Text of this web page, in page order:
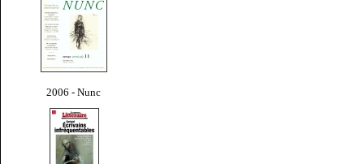
2006 - Nunc